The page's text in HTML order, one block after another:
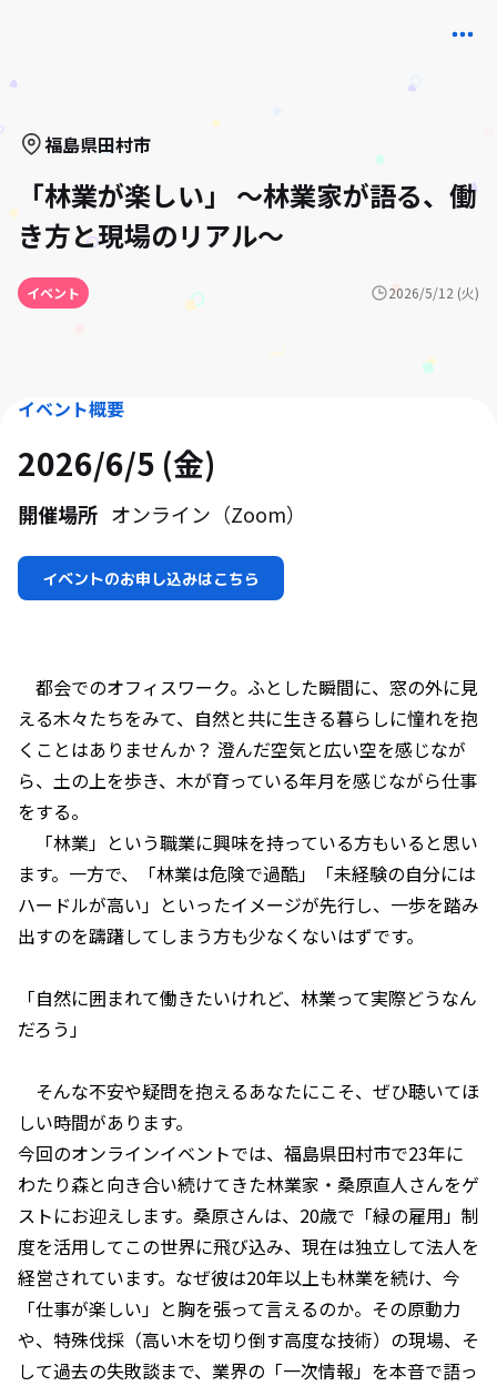
福島県田村市
「林業が楽しい」 〜林業家が語る、働
き方と現場のリアル～
イベント 2026/5/12 (火)
イベント概要
2026/6/5 (金)
開催場所 オンライン（Zoom）
イベントのお申し込みはこちら
都会でのオフィスワーク。ふとした瞬間に、窓の外に見
える木々たちをみて、自然と共に生きる暮らしに憧れを抱
くことはありませんか？ 澄んだ空気と広い空を感じなが
ら、土の上を歩き、木が育っている年月を感じながら仕事
をする。
「林業」という職業に興味を持っている方もいると思い
ます。一方で、「林業は危険で過酷」「未経験の自分には
ハードルが高い」といったイメージが先行し、一歩を踏み
出すのを躊躇してしまう方も少なくないはずです。
「自然に囲まれて働きたいけれど、林業って実際どうなん
だろう」
そんな不安や疑問を抱えるあなたにこそ、ぜひ聴いてほ
しい時間があります。
今回のオンラインイベントでは、福島県田村市で23年に
わたり森と向き合い続けてきた林業家・桑原直人さんをゲ
ストにお迎えします。桑原さんは、20歳で「緑の雇用」制
度を活用してこの世界に飛び込み、現在は独立して法人を
経営されています。なぜ彼は20年以上も林業を続け、今
「仕事が楽しい」と胸を張って言えるのか。その原動力
や、特殊伐採（高い木を切り倒す高度な技術）の現場、そ
して過去の失敗談まで、業界の「一次情報」を本音で語っ